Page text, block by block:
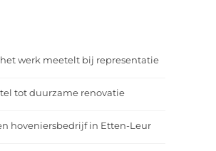
werk meetelt bij representatie
tot duurzame renovatie
hoveniersbedrijf in Etten-Leur